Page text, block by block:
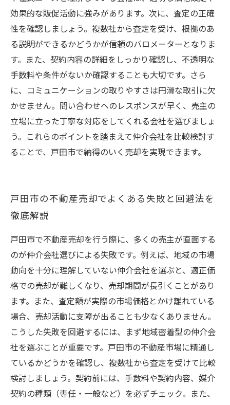
効果的な販促活動に強みがあります。次に、査定の正確
性を確認しましょう。複数社から査定を受け、根拠のあ
る説明ができるかどうかが信頼のバロメーターとなりま
す。また、契約内容の詳細をしっかり確認し、不透明な
手数料や条件がないか確認することも大切です。さら
に、コミュニケーションの取りやすさは円滑な取引に欠
かせません。問い合わせへのレスポンスが早く、売主の
立場に立った丁寧な対応をしてくれる会社を選びましょ
う。これらのポイントを踏まえて仲介会社を比較検討す
ることで、戸田市で納得のいく売却を実現できます。
戸田市の不動産売却でよくある失敗と回避法を
徹底解説
戸田市で不動産売却を行う際に、多くの売主が直面する
のが仲介会社選びによる失敗です。例えば、地域の市場
動向を十分に理解していない仲介会社を選ぶと、適正価
格での売却が難しくなり、売却期間が長引くことがあり
ます。また、査定額が実際の市場価格とかけ離れている
場合、売却活動に支障が出ることも少なくありません。
こうした失敗を回避するには、まず地域密着型の仲介会
社を選ぶことが重要です。戸田市の不動産市場に精通し
ているかどうかを確認し、複数社から査定を受けて比較
検討しましょう。契約前には、手数料や契約内容、媒介
契約の種類（専任・一般など）を必ずチェック。また、